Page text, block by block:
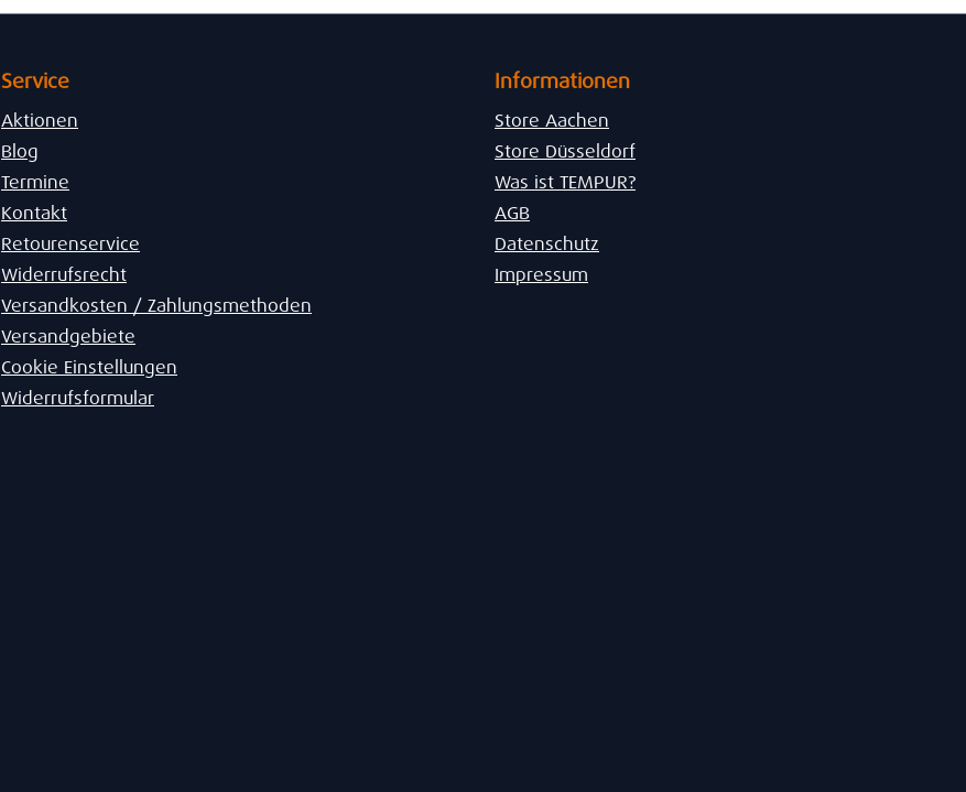
Service
Aktionen
Blog
Termine
Kontakt
Retourenservice
Widerrufsrecht
Versandkosten / Zahlungsmethoden
Versandgebiete
Cookie Einstellungen
Widerrufsformular
Informationen
Store Aachen
Store Düsseldorf
Was ist TEMPUR?
AGB
Datenschutz
Impressum